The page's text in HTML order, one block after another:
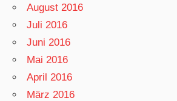
August 2016
Juli 2016
Juni 2016
Mai 2016
April 2016
März 2016